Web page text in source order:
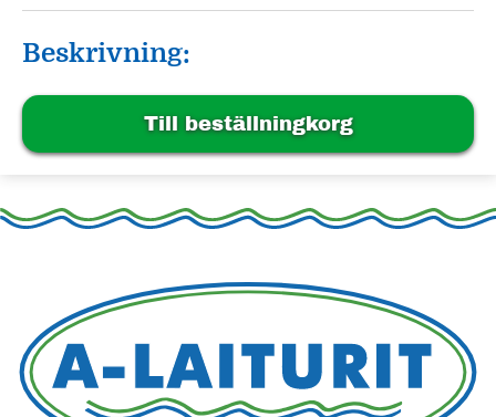
Beskrivning:
Till beställningkorg